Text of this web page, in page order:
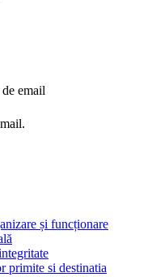
email
și funcționare
primite si destinatia